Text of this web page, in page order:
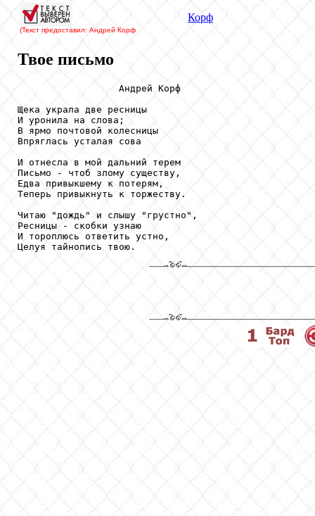
(Текст предоставил: Андрей Корф
Корф
Твое письмо
                  Андрей Корф
Щека украла две ресницы
И уронила на слова;
В ярмо почтовой колесницы
Впряглась усталая сова
И отнесла в мой дальний терем
Письмо - чтоб злому существу,
Едва привыкшему к потерям,
Теперь привыкнуть к торжеству.
Читаю "дождь" и слышу "грустно",
Ресницы - скобки узнаю
И тороплюсь ответить устно,
Целуя тайнопись твою.